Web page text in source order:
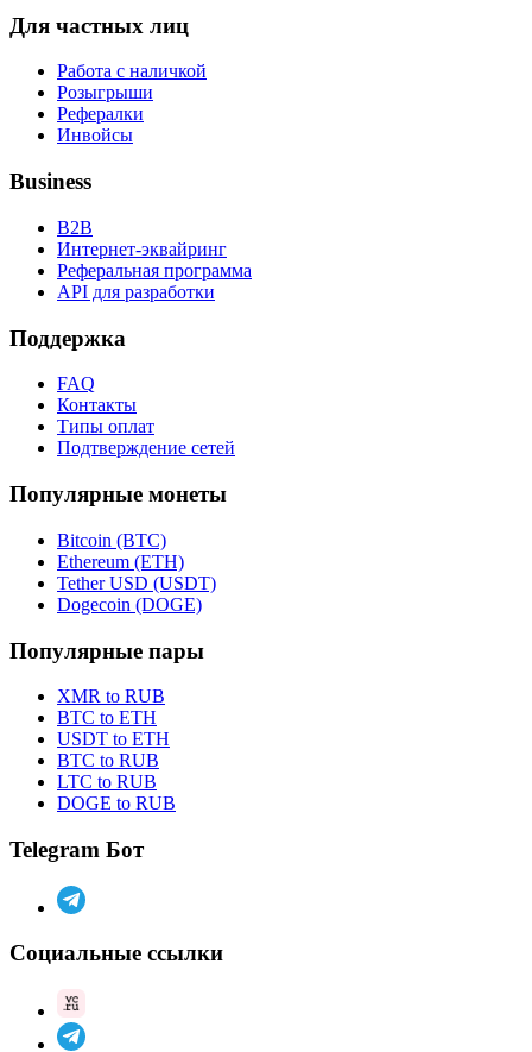
Для частных лиц
Работа с наличкой
Розыгрыши
Рефералки
Инвойсы
Business
B2B
Интернет-эквайринг
Реферальная программа
API для разработки
Поддержка
FAQ
Контакты
Типы оплат
Подтверждение сетей
Популярные монеты
Bitcoin (BTC)
Ethereum (ETH)
Tether USD (USDT)
Dogecoin (DOGE)
Популярные пары
XMR to RUB
BTC to ETH
USDT to ETH
BTC to RUB
LTC to RUB
DOGE to RUB
Telegram Бот
Социальные ссылки